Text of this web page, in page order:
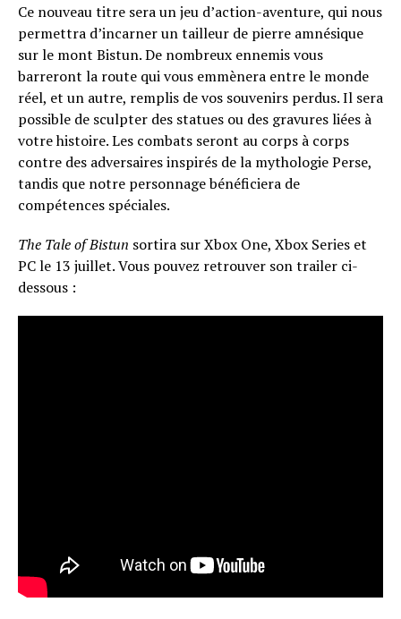
Ce nouveau titre sera un jeu d’action-aventure, qui nous
permettra d’incarner un tailleur de pierre amnésique
sur le mont Bistun. De nombreux ennemis vous
barreront la route qui vous emmènera entre le monde
réel, et un autre, remplis de vos souvenirs perdus. Il sera
possible de sculpter des statues ou des gravures liées à
votre histoire. Les combats seront au corps à corps
contre des adversaires inspirés de la mythologie Perse,
tandis que notre personnage bénéficiera de
compétences spéciales.
The Tale of Bistun sortira sur Xbox One, Xbox Series et
PC le 13 juillet. Vous pouvez retrouver son trailer ci-
dessous :